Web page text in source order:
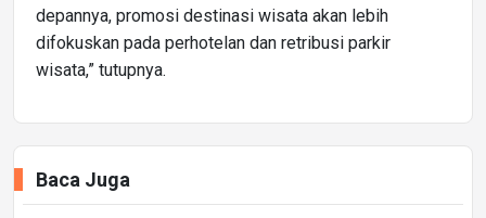
depannya, promosi destinasi wisata akan lebih
difokuskan pada perhotelan dan retribusi parkir
wisata,” tutupnya.
Baca Juga